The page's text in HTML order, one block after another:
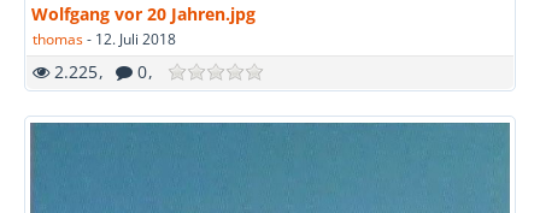
Wolfgang vor 20 Jahren.jpg
thomas- 12. Juli 2018
2.225 0